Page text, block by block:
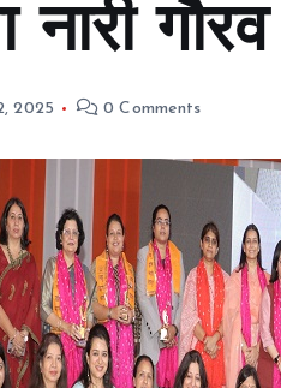
नारी
2025 0 Comments